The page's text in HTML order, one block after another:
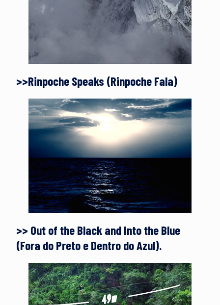
>>Rinpoche Speaks (Rinpoche Fala)
>> Out of the Black and Into the Blue
(Fora do Preto e Dentro do Azul).